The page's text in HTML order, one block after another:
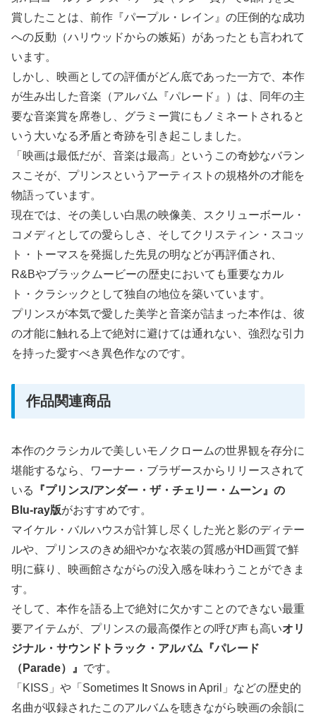
賞したことは、前作『パープル・レイン』の圧倒的な成功
への反動（ハリウッドからの嫉妬）があったとも言われて
います。
しかし、映画としての評価がどん底であった一方で、本作
が生み出した音楽（アルバム『パレード』）は、同年の主
要な音楽賞を席巻し、グラミー賞にもノミネートされると
いう大いなる矛盾と奇跡を引き起こしました。
「映画は最低だが、音楽は最高」というこの奇妙なバラン
スこそが、プリンスというアーティストの規格外の才能を
物語っています。
現在では、その美しい白黒の映像美、スクリューボール・
コメディとしての愛らしさ、そしてクリスティン・スコッ
ト・トーマスを発掘した先見の明などが再評価され、
R&Bやブラックムービーの歴史においても重要なカル
ト・クラシックとして独自の地位を築いています。
プリンスが本気で愛した美学と音楽が詰まった本作は、彼
の才能に触れる上で絶対に避けては通れない、強烈な引力
を持った愛すべき異色作なのです。
作品関連商品
本作のクラシカルで美しいモノクロームの世界観を存分に
堪能するなら、ワーナー・ブラザースからリリースされて
いる
『プリンス/アンダー・ザ・チェリー・ムーン』の
Blu-ray版がおすすめです。
マイケル・バルハウスが計算し尽くした光と影のディテー
ルや、プリンスのきめ細やかな衣装の質感がHD画質で鮮
明に蘇り、映画館さながらの没入感を味わうことができま
す。
そして、本作を語る上で絶対に欠かすことのできない最重
要アイテムが、プリンスの最高傑作との呼び声も高いオリ
ジナル・サウンドトラック・アルバム『パレード
（Parade）』 です。
「KISS」や「Sometimes It Snows in April」などの歴史的
名曲が収録されたこのアルバムを聴きながら映画の余韻に